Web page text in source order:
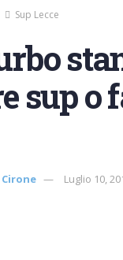
Sup Lecce
sup o
Luglio 10,